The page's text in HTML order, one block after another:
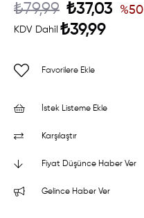
₺79,99 ₺37,03
KDV Dahil ₺39,99
%50
Favorilere Ekle
İstek Listeme Ekle
Karşılaştır
Fiyat Düşünce Haber Ver
Gelince Haber Ver